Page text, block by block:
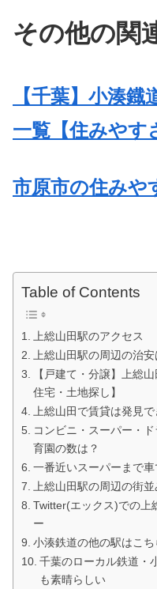
その他の関
【千葉】小湊
一覧【住みやす
市原市の住みや
Table of Contents
上総山田駅のアクセス
上総山田駅の周辺の治
【戸建て・分譲】上総
住宅・土地探し】
上総山田で賃貸は発見
コンビニ・スーパー・
育園の数は？
一番近いスーパーまで車
上総山田駅の周辺の街並
Twitter(エックス)での上
ー
小湊鉄道の他の駅はこち
千葉のローカル鉄道・
も素晴らしい